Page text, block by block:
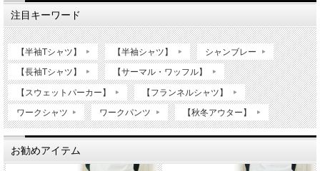
注目キーワード
【半袖Tシャツ】 【半袖シャツ】 シャンブレー
【長袖Tシャツ】 【サーマル・ワッフル】
【スウェットパーカー】 【フランネルシャツ】
ワークシャツ ワークパンツ 【秋冬アウター】
お勧めアイテム